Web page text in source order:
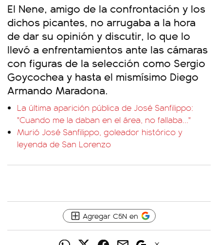
El Nene, amigo de la confrontación y los
dichos picantes, no arrugaba a la hora
de dar su opinión y discutir, lo que lo
llevó a enfrentamientos ante las cámaras
con figuras de la selección como Sergio
Goycochea y hasta el mismísimo Diego
Armando Maradona.
La última aparición pública de José Sanfilippo:
"Cuando me la daban en el área, no fallaba..."
Murió José Sanfilippo, goleador histórico y
leyenda de San Lorenzo
Agregar C5N en